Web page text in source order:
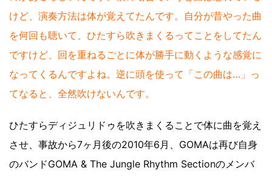
けど、演奏方法は体が覚えてたんです。自分が昔やった曲
を何回も聴いて、ひたすら吹きまくるってことをしてたん
ですけど、回を重ねるごとに体が勝手に動くような感覚に
なってくるんですよね。逆に頭を使って「この曲は…」っ
てなると、全然吹けないんです。
ひたすらディジュリドゥを吹きまくることで体に曲を覚え
させ、事故から7ヶ月後の2010年6月、GOMAは再び自身
のバンドGOMA & The Jungle Rhythm Sectionのメンバ